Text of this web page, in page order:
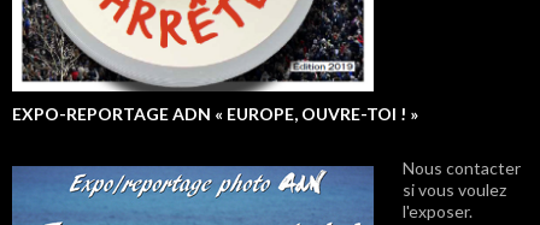
EXPO-REPORTAGE ADN « EUROPE, OUVRE-TOI ! »
Nous contacter
si vous voulez
l'exposer.